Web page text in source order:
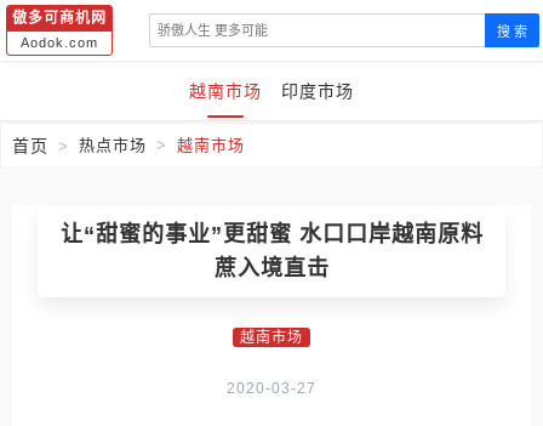
傲多可商机网
Aodok.com
搜 索
越南市场 印度市场
首页 热点市场 越南市场
让“甜蜜的事业”更甜蜜 水口口岸越南原料
蔗入境直击
越南市场
2020-03-27